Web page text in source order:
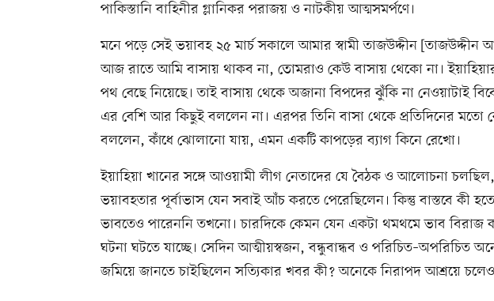
পাকিস্তানি বাহিনীর গ্লানিকর পরাজয় ও নাটকীয় আত্মসমর্পণে।
মনে পড়ে সেই ভয়াবহ ২৫ মার্চ সকালে আমার স্বামী তাজউদ্দীন
আজ রাতে আমি বাসায় থাকব না, তোমরাও কেউ বাসায় থেকো না।
পথ বেছে নিয়েছে। তাই বাসায় থেকে অজানা বিপদের ঝুঁকি না নেওয়াটাই
এর বেশি আর কিছুই বললেন না। এরপর তিনি বাসা থেকে প্রতিদিনের মতো
বললেন, কাঁধে ঝোলানো যায়, এমন একটি কাপড়ের ব্যাগ কিনে রেখো।
ইয়াহিয়া খানের সঙ্গে আওয়ামী লীগ নেতাদের যে বৈঠক ও আলোচনা চলছিল,
ভয়াবহতার পূর্বাভাস যেন সবাই আঁচ করতে পেরেছিলেন। কিন্তু বাস্তবে কী
ভাবতেও পারেননি তখনো। চারদিকে কেমন যেন একটা থমথমে ভাব
ঘটনা ঘটতে যাচ্ছে। সেদিন আত্মীয়স্বজন, বন্ধুবান্ধব ও পরিচিত–অপরিচিত
জমিয়ে জানতে চাইছিলেন সত্যিকার খবর কী? অনেকে নিরাপদ আশ্রয়ে চলেও